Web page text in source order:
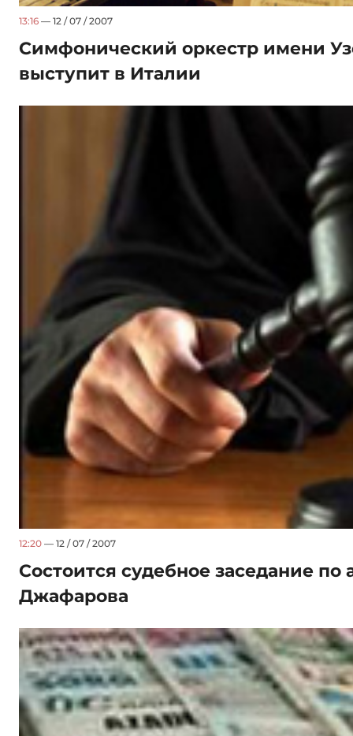
13:16 — 12 / 07 / 2007
Симфонический оркестр имени
выступит в Италии
12:20 — 12 / 07 / 2007
Состоится судебное заседание
Джафарова